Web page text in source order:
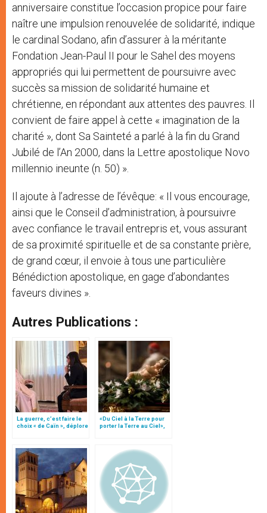
anniversaire constitue l’occasion propice pour faire
naître une impulsion renouvelée de solidarité, indique
le cardinal Sodano, afin d’assurer à la méritante
Fondation Jean-Paul II pour le Sahel des moyens
appropriés qui lui permettent de poursuivre avec
succès sa mission de solidarité humaine et
chrétienne, en répondant aux attentes des pauvres. Il
convient de faire appel à cette « imagination de la
charité », dont Sa Sainteté a parlé à la fin du Grand
Jubilé de l’An 2000, dans la Lettre apostolique Novo
millennio ineunte (n. 50) ».
Il ajoute à l’adresse de l’évêque: « Il vous encourage,
ainsi que le Conseil d’administration, à poursuivre
avec confiance le travail entrepris et, vous assurant
de sa proximité spirituelle et de sa constante prière,
de grand cœur, il envoie à tous une particulière
Bénédiction apostolique, en gage d’abondantes
faveurs divines ».
Autres Publications :
La guerre, c’est faire le
choix « de Caïn », déplore
«Du Ciel à la Terre pour
porter la Terre au Ciel»,